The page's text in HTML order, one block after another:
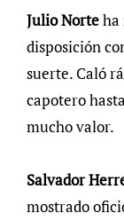
Julio Norteha
disposición
suerte. Caló
capotero
mucho valor.
Salvador
mostrado